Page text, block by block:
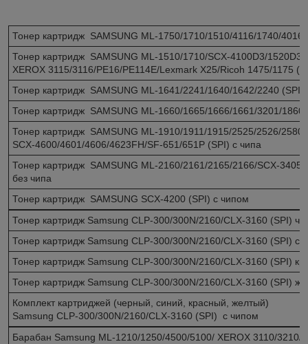
Тонер картридж SAMSUNG ML-1750/1710/1510/4116/1740/4016
Тонер картридж SAMSUNG ML-1510/1710/SCX-4100D3/
XEROX 3115/3116/PE16/PE114E/Lexmark X25/Ricoh 1475/1175
Тонер картридж SAMSUNG ML-1641/2241/1640/1642/2240 (SPI)
Тонер картридж SAMSUNG ML-1660/1665/1666/1661/3201/1860
Тонер картридж SAMSUNG ML-1910/1911/1915/2525/
SCX-4600/4601/4606/4623FH/SF-651/651P (SPI) с чипа
Тонер картридж SAMSUNG ML-2160/2161/2165/2166/SCX-
без чипа
Тонер картридж SAMSUNG SCX-4200 (SPI) с чипом
Тонер картридж Samsung CLP-300/300N/2160/CLX-3160 (SPI)
Тонер картридж Samsung CLP-300/300N/2160/CLX-3160 (SPI)
Тонер картридж Samsung CLP-300/300N/2160/CLX-3160 (SPI)
Тонер картридж Samsung CLP-300/300N/2160/CLX-3160 (SPI)
Комплект картриджей (черный, синий,
Samsung CLP-300/300N/2160/CLX-3160 (SPI) с чипом
Барабан Samsung ML-1210/1250/4500/5100/ XEROX 3110/3210/